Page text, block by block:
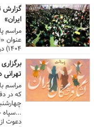
معظم انقلاب
گزارش تصویری|
گزارش تصویری|
گزارش
ایران»
صغری
شهدا
برگزار
برگزار
دعوت